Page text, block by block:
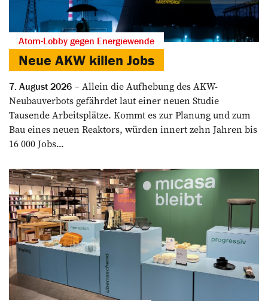
Atom-Lobby gegen Energiewende
Neue AKW killen Jobs
7. August 2026
Allein die Aufhebung des AKW-
Neubauverbots gefährdet laut einer neuen Studie
Tausende Arbeitsplätze. Kommt es zur Planung und zum
Bau eines neuen Reaktors, würden innert zehn Jahren bis
16 000 Jobs...